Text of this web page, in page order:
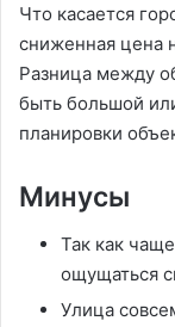
Что касается
сниженная цена
Разница между
быть большой
планировки
Минусы
Так как
ощущаться
Улица